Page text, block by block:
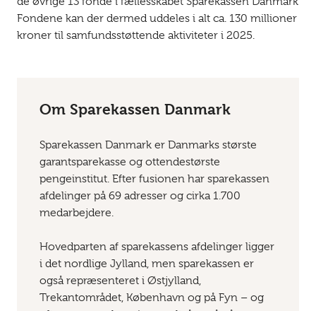
Fondene kan der dermed uddeles i alt ca. 130 millioner
kroner til samfundsstøttende aktiviteter i 2025.
Om Sparekassen Danmark
Sparekassen Danmark er Danmarks største
garantsparekasse og ottendestørste
pengeinstitut. Efter fusionen har sparekassen
afdelinger på 69 adresser og cirka 1.700
medarbejdere.
Hovedparten af sparekassens afdelinger ligger
i det nordlige Jylland, men sparekassen er
også repræsenteret i Østjylland,
Trekantområdet, København og på Fyn – og